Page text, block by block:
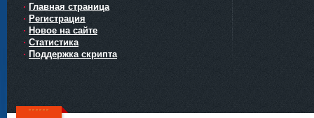
Главная страница
Регистрация
Новое на сайте
Статистика
Поддержка скрипта